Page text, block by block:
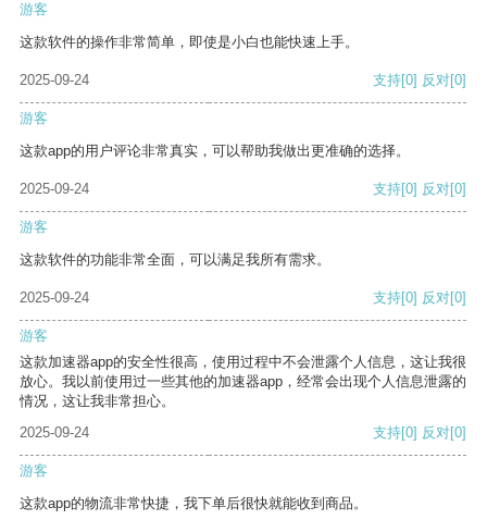
游客
这款软件的操作非常简单，即使是小白也能快速上手。
2025-09-24 支持[0] 反对[0]
游客
这款app的用户评论非常真实，可以帮助我做出更准确的选择。
2025-09-24 支持[0] 反对[0]
游客
这款软件的功能非常全面，可以满足我所有需求。
2025-09-24 支持[0] 反对[0]
游客
这款加速器app的安全性很高，使用过程中不会泄露个人信息，这让我很
放心。我以前使用过一些其他的加速器app，经常会出现个人信息泄露的
情况，这让我非常担心。
2025-09-24
支持[0] 反对[0]
游客
这款app的物流非常快捷，我下单后很快就能收到商品。